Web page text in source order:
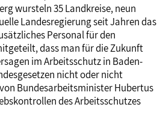
wursteln 35 Landkreise, neun
Landesregierung seit Jahren das
Personal für den
dass man für die Zukunft
im Arbeitsschutz in Baden-
nicht oder nicht
Bundesarbeitsminister Hubertus
des Arbeitsschutzes